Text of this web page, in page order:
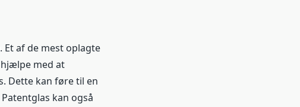
af de mest oplagte
med at
Dette kan føre til en
kan også